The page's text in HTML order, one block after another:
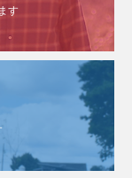
す